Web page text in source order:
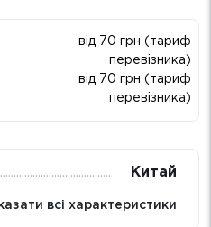
від 70 грн (тариф
перевізника)
від 70 грн (тариф
перевізника)
Китай
всі характеристики